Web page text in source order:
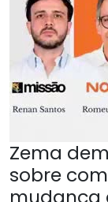
Zema
sobre